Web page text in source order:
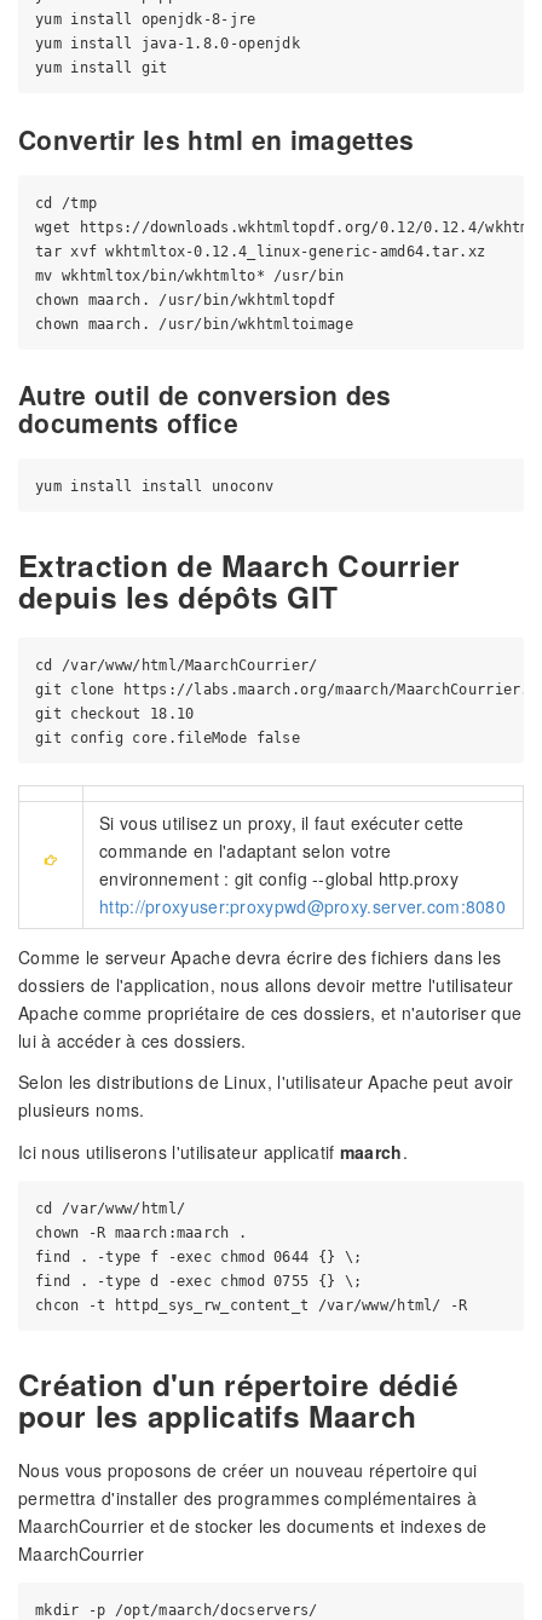
yum install openjdk-8-jre
yum install java-1.8.0-openjdk
Convertir les html en imagettes
cd /tmp
wget https://downloads.wkhtmltopdf.org/0.12/0.12.4/
tar xvf wkhtmltox-0.12.4_linux-generic-amd64.tar.xz
mv wkhtmltox/bin/wkhtmlto* /usr/bin
chown maarch. /usr/bin/wkhtmltopdf
chown maarch. /usr/bin/wkhtmltoimage
Autre outil de conversion des
documents office
Extraction de Maarch Courrier
depuis les dépôts GIT
cd /var/www/html/MaarchCourrier/
git clone https://labs.maarch.org/maarch/
git checkout 18.10
Si vous utilisez un proxy, il faut exécuter cette
commande en l'adaptant selon votre
environnement : git config --global http.proxy
http://proxyuser:proxypwd@proxy.server.com:8080
Comme le serveur Apache devra écrire des fichiers dans les
dossiers de l'application, nous allons devoir mettre l'utilisateur
Apache comme propriétaire de ces dossiers, et n'autoriser que
lui à accéder à ces dossiers.
Selon les distributions de Linux, l'utilisateur Apache peut avoir
plusieurs noms.
Ici nous utiliserons l'utilisateur applicatif maarch.
cd /var/www/html/
chown -R maarch:maarch .
find . -type f -exec chmod 0644 {} \;
find . -type d -exec chmod 0755 {} \;
Création d'un répertoire dédié
pour les applicatifs Maarch
Nous vous proposons de créer un nouveau répertoire qui
permettra d'installer des programmes complémentaires à
MaarchCourrier et de stocker les documents et indexes de
MaarchCourrier
mkdir -p /opt/maarch/docservers/